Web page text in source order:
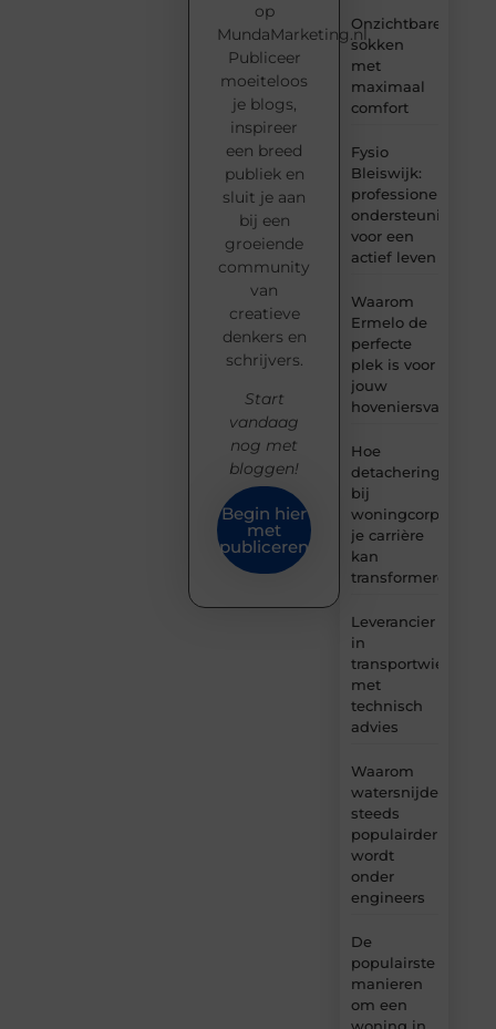
Onzichtbare
sokken
met
maximaal
comfort
Fysio
Bleiswijk:
professionele
ondersteuning
voor een
actief leven
Waarom
Ermelo de
perfecte
plek is voor
jouw
Hoe
detachering
bij
woningcorporaties
je carrière
kan
transformeren
Leverancier
in
transportwielen
met
technisch
advies
Waarom
watersnijden
steeds
populairder
wordt
onder
engineers
De
populairste
manieren
om een
op
MundaMarketing.nl.
Publiceer
moeiteloos
je blogs,
inspireer
een breed
publiek en
sluit je aan
bij een
groeiende
community
van
creatieve
denkers en
schrijvers.
Start
vandaag
nog met
bloggen!
Begin hier
met
publiceren